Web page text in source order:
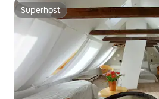
Superhost
Superhost